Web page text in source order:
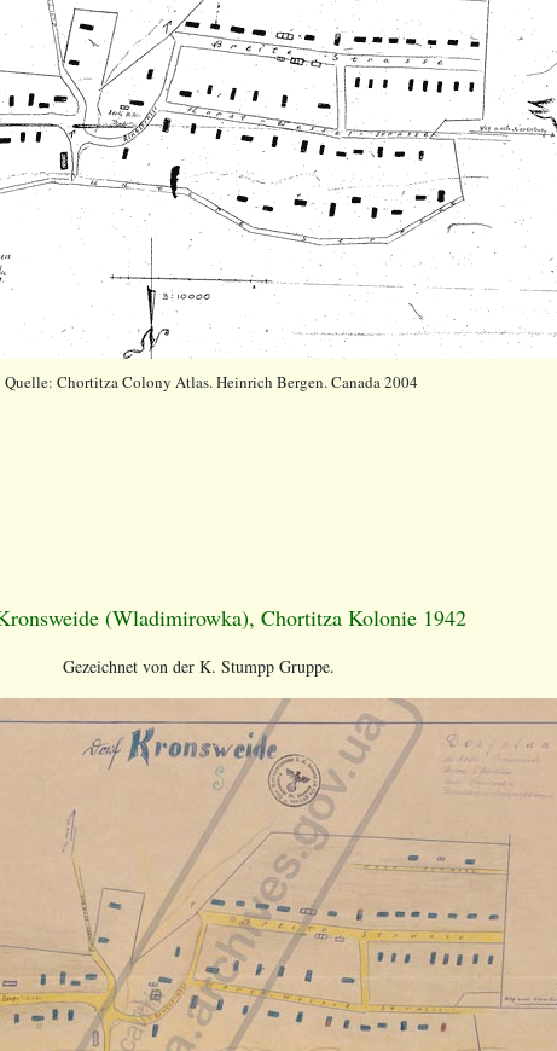
Quelle: Chortitza Colony Atlas. Heinrich Bergen. Canada 2004
(Wladimirowka), Chortitza Kolonie 1942
Gezeichnet von der K. Stumpp Gruppe.